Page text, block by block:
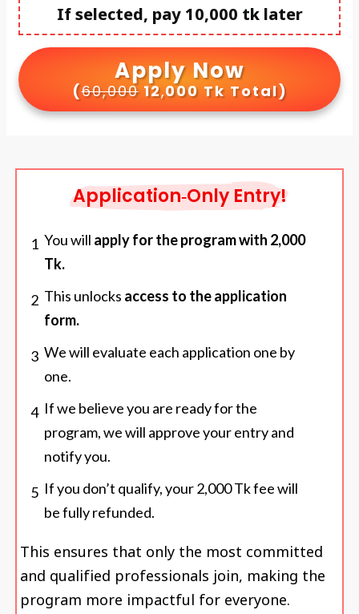
If selected, pay 10,000 tk later
Apply Now
(60,00012,000 Tk Total)
Application‑Only Entry!
1 You will apply for the program with 2,000
Tk.
2 This unlocks access to the application
form.
3 We will evaluate each application one by
one.
4 If we believe you are ready for the
program, we will approve your entry and
notify you.
5 If you don’t qualify, your 2,000 Tk fee will
be fully refunded.
This ensures that only the most committed
and qualified professionals join, making the
program more impactful for everyone.